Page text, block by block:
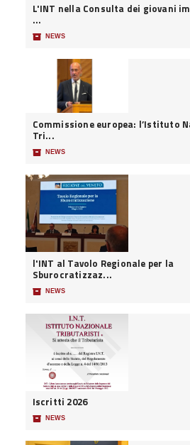
L'INT nella Consulta dei giovani imprenditori
...
📦 NEWS
Commissione europea: l’Istituto
Tri...
📦 NEWS
l'INT al Tavolo Regionale per la
Sburocratizzaz...
📦 NEWS
Iscritti 2026
📦 NEWS